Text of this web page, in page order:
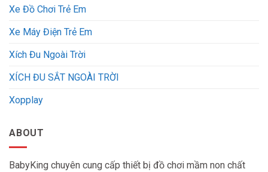
Xe Đồ Chơi Trẻ Em
Xe Máy Điện Trẻ Em
Xích Đu Ngoài Trời
XÍCH ĐU SẮT NGOÀI TRỜI
Xopplay
ABOUT
BabyKing chuyên cung cấp thiết bị đồ chơi mầm non chất